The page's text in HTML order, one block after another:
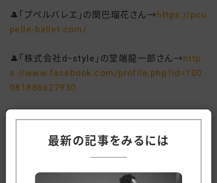
🎩「プペルバレエ」の関巴瑠花さん→https://pou
pelle-ballet.com/
🎩「株式会社dｰstyle」の堂端龍一郎さん→http
s://www.facebook.com/profile.php?id=100
081886627930
ヌンの話し合いをさせていただきます。
僕は僕で、これから作る公式HP(チケット販売サ
最新の記事をみるには